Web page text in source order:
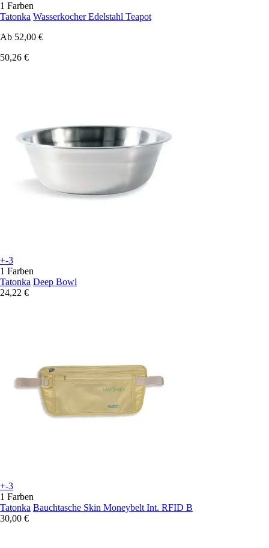
1 Farben
Tatonka Wasserkocher Edelstahl Teapot
Ab 52,00 €
50,26 €
+-3
1 Farben
Tatonka Deep Bowl
24,22 €
+-3
1 Farben
Tatonka Bauchtasche Skin Moneybelt Int. RFID B
30,00 €